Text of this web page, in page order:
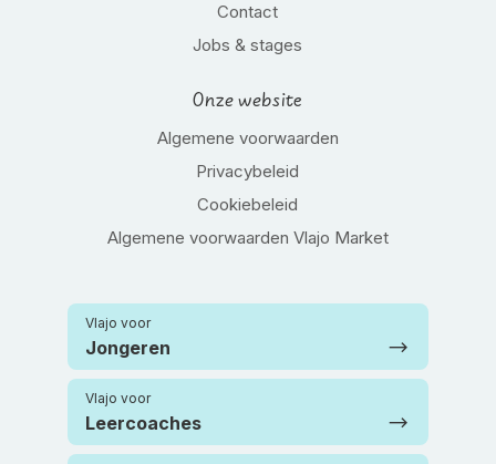
Contact
Jobs & stages
Onze website
Algemene voorwaarden
Privacybeleid
Cookiebeleid
Algemene voorwaarden Vlajo Market
Vlajo voor
Jongeren
Vlajo voor
Leercoaches